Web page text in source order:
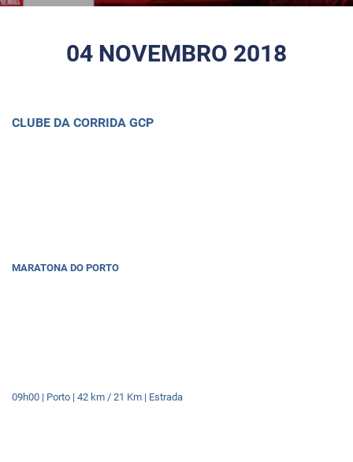
04 NOVEMBRO 2018
CLUBE DA CORRIDA GCP
MARATONA DO PORTO
09h00 | Porto | 42 km / 21 Km | Estrada